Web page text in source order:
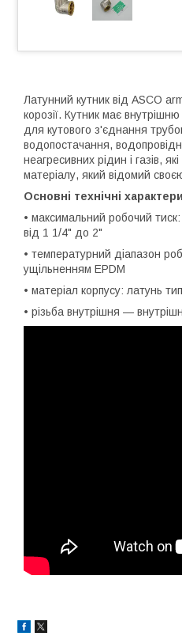
Латунний кутник від ASCO
корозії. Кутник має
для кутового з'єднання
водопостачання,
неагресивних рідин і газів,
матеріалу, який відомий
Основні технічні
• максимальний робочий
від 1 1/4" до 2"
• температурний діапазон
ущільненням EPDM
• матеріал корпусу: латунь
• різьба внутрішня —